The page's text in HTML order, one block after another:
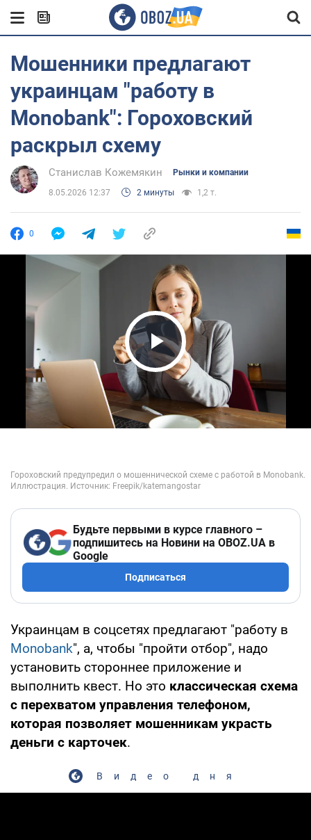
Мошенники предлагают
украинцам "работу в
Monobank": Гороховский
раскрыл схему
Станислав Кожемякин Рынки и компании
8.05.2026 12:37 2 минуты 1,2 т.
0
Play Video
Будьте первыми в курсе главного –
подпишитесь на Новини на OBOZ.UA в
Google
Подписаться
Украинцам в соцсетях предлагают "работу в
Monobank", а, чтобы "пройти отбор", надо
установить стороннее приложение и
выполнить квест. Но это классическая схема
с перехватом управления телефоном,
которая позволяет мошенникам украсть
деньги с карточек.
Видео дня